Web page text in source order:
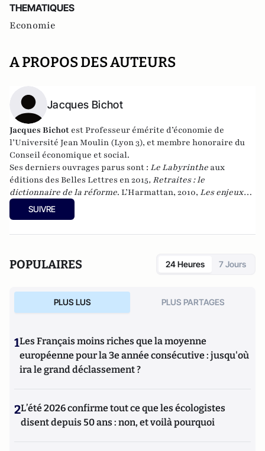
THEMATIQUES
Economie
A PROPOS DES AUTEURS
Jacques Bichot
Jacques Bichot estProfesseur émérite d’économie de
l’Université Jean Moulin (Lyon 3), et membre honoraire du
Conseil économique et social.
Ses derniers ouvrages parus sont : Le Labyrinthe aux
éditions des Belles Lettres en 2015, Retraites : le
dictionnaire de la réforme. L’Harmattan, 2010, Les enjeux
2012 de A à Z
. L’Harmattan, 2012, et
Cherche-midi, en janvier 2017.
SUIVRE
POPULAIRES 24 Heures 7 Jours
PLUS LUS PLUS PARTAGES
1Les Français moins riches que la moyenne
européenne pour la 3e année consécutive : jusqu'où
ira le grand déclassement ?
2L’été 2026 confirme tout ce que les écologistes
disent depuis 50 ans : non, et voilà pourquoi